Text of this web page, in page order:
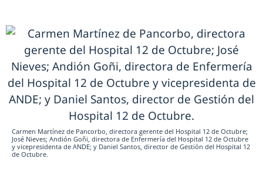
Carmen Martínez de Pancorbo, directora gerente del Hospital 12 de Octubre;
José Nieves; Andión Goñi, directora de Enfermería del Hospital 12 de Octubre
y vicepresidenta de ANDE; y Daniel Santos, director de Gestión del Hospital 12
de Octubre.